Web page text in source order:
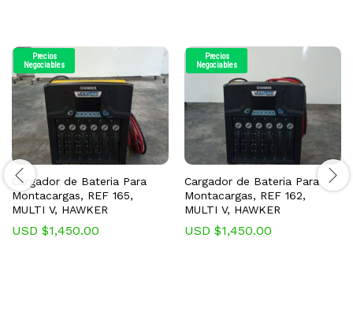
Precios
Negociables
Cargador de Bateria Para
Montacargas, REF 165,
MULTI V, HAWKER
USD $1,450.00
Precios
Negociables
Cargador de Bateria Para
Montacargas, REF 162,
MULTI V, HAWKER
USD $1,450.00